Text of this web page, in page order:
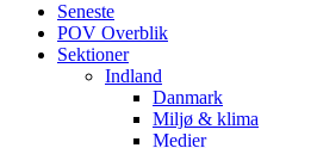
Seneste
POV Overblik
Sektioner
Indland
Danmark
Miljø & klima
Medier